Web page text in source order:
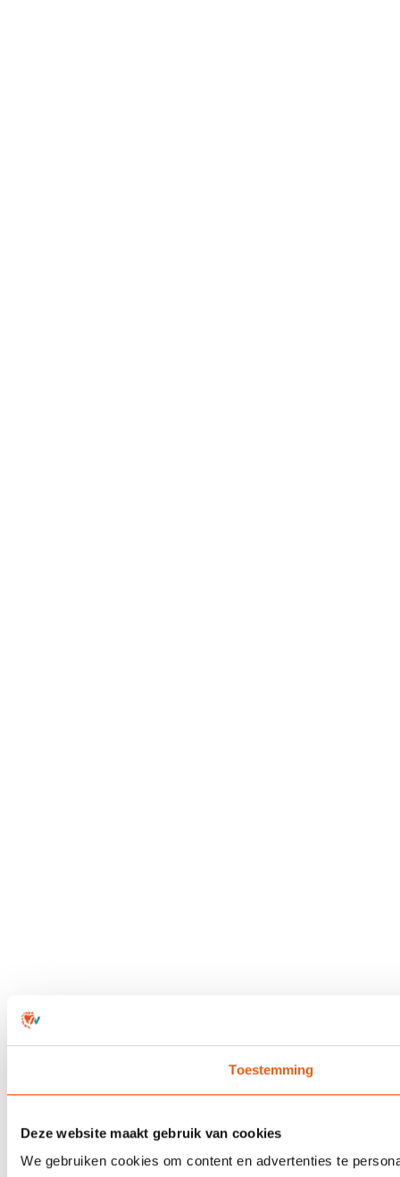
Toestemming
Deze website maakt gebruik van cookies
We gebruiken cookies om content en advertenties te